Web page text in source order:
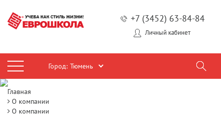
+7 (3452) 63-84-84
Личный кабинет
Город: Тюмень
Главная
О компании
О компании